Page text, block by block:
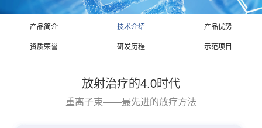
产品简介 技术介绍 产品优势
资质荣誉 研发历程 示范项目
放射治疗的4.0时代
重离子束——最先进的放疗方法